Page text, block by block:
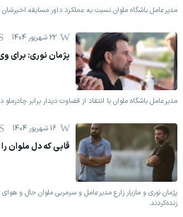
مدیرعامل باشگاه ملوان نسبت به عملکرد داور مسابقه
22 شهریور 1404
پژمان نوری: برای
مدیرعامل باشگاه ملوان با انتقاد از قضاوت دیدار برابر
16 شهریور 1404
قابی که دل ملوان
پژمان نوری و مازیار زارع مدیرعامل و سرمربی ملوان حال و‌
زنده‌کردند.